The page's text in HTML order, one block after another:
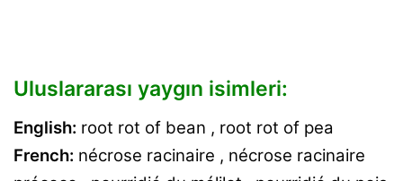
Uluslararası yaygın isimleri:
English: root rot of bean , root rot of pea
French: nécrose racinaire , nécrose racinaire